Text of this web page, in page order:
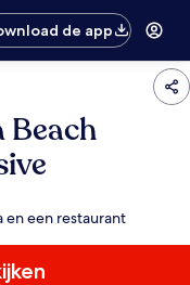
de app
en een restaurant